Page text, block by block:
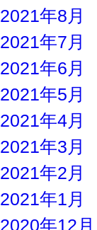
2021年8月
2021年7月
2021年6月
2021年5月
2021年4月
2021年3月
2021年2月
2021年1月
2020年12月